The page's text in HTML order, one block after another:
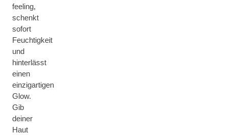
feeling,
schenkt
sofort
Feuchtigkeit
und
hinterlässt
einen
einzigartigen
Glow.
Gib
deiner
Haut